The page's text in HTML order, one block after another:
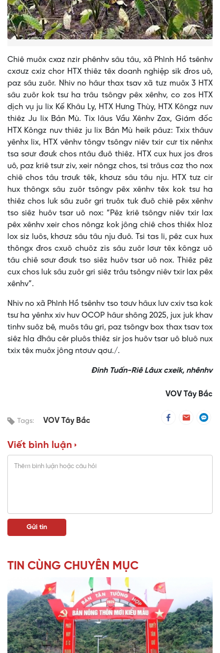
Chiê muôx cxaz nzir phênhv sâu tâu, xã Phình Hồ tsênhv
cxơưz cxiz chor HTX thiêz têx doanh nghiệp sik đros uô,
paz sâu zuôr. Nhiv no hâur thax tsav xã tưz muôx 3 HTX
sâu zuôr kok tsư ha trâu tsôngv pêx xênhv, co zos HTX
dịch vụ ju lix Kế Khâu Ly, HTX Hưng Thùy, HTX Kôngz nuv
thiêz Ju lix Bản Mù. Tix lâus Vầu Xênhv Zax, Giám đốc
HTX Kôngz nuv thiêz ju lix Bản Mù heik pâuz: Txix thâuv
yênhx lix, HTX vênhv tôngv tsôngv niêv txir cưr tix nênhx
tsa sơưr đơưk chos ntâu đuô thiêz. HTX cux hux jos đros
uô, paz kriê tsưr ziv, xeir nôngz chos, tsi trâus caz tho nox
chiê chos tâu trơưk têk, khơưz sâu tâu nju. HTX tưz cir
hux thôngx sâu zuôr tsôngv pêx xênhv têx kok tsư ha
thiêz chos luk sâu zuôr gri truôx tuk đuô chiê pêx xênhv
tso siêz huôv tsar uô nox: “Pêz kriê tsôngv niêv txir lax
pêx xênhv xeir chos nôngz kok jông chiê chos thiêx hloz
lox siz luôs, khơưz sâu tâu nju đuô. Tsi tas li, pêz cux hux
thôngx đros cxuô chuôz zis sâu zuôr lơưr têx kôngz uô
tâu chiê sơưr đơưk tso siêz huôv tsar uô nox. Thiêz pêz
cux chos luk sâu zuôr gri siêz trâu tsôngv niêv txir lax pêx
xênhv”.
Nhiv no xã Phình Hồ tsênhv tso tơưv hâux lưv cxiv tsa kok
tsư ha yênhx xiv huv OCOP hâur shông 2025, jux juk khav
tinhv suôz bê, muôs tâu gri, paz tsôngv box thax tsav tox
siêz hla đhâu cêr pluôs thiêz sir jos huôv tsar uô bluô nux
txix têx muôx jông ntơưv qơư./.
Đinh Tuấn-Riê Lâux cxeik, nhênhv
VOV Tây Bắc
Tags: VOV Tây Bắc
Viết bình luận
TIN CÙNG CHUYÊN MỤC